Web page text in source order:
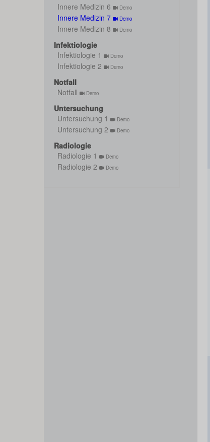
Innere Medizin 6 Demo
Innere Medizin 7 Demo
Innere Medizin 8 Demo
Infektiologie
Infektiologie 1
Demo
Infektiologie 2 Demo
Notfall
Notfall
Demo
Untersuchung
Untersuchung 1
Demo
Untersuchung 2 Demo
Radiologie
Radiologie 1
Demo
Radiologie 2 Demo